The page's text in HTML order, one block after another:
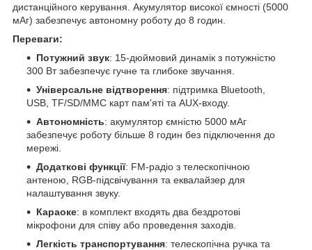
дистанційного керування. Акумулятор високої ємності (5000
мАг) забезпечує автономну роботу до 8 годин.
Переваги:
Потужний звук: 15-дюймовий динамік з потужністю
300 Вт забезпечує гучне та глибоке звучання.
Універсальне відтворення: підтримка Bluetooth,
USB, TF/SD/MMC карт пам'яті та AUX-входу.
Автономність: акумулятор ємністю 5000 мАг
забезпечує роботу більше 8 годин без підключення до
мережі.
Додаткові функції: FM-радіо з телескопічною
антеною, RGB-підсвічування та еквалайзер для
налаштування звуку.
Караоке: в комплект входять два бездротові
мікрофони для співу або проведення заходів.
Легкість транспортування: телескопічна ручка та